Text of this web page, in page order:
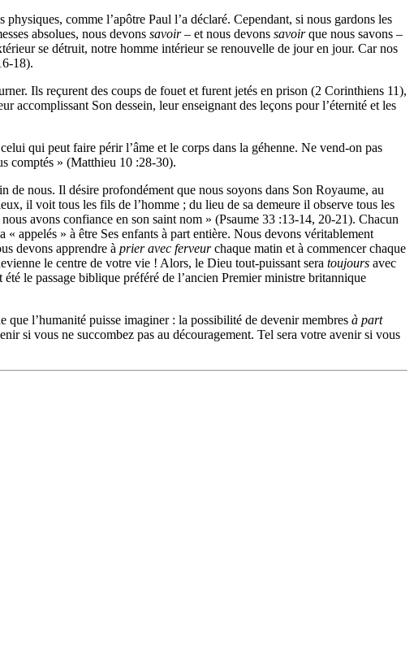
comme l’apôtre Paul l’a déclaré. Cependant, si nous gardons les
absolues, nous devons savoir– et nous devons savoirque nous savons –
se détruit, notre homme intérieur se renouvelle de jour en jour. Car nos
18).
Ils reçurent des coups de fouet et furent jetés en prison (2 Corinthiens 11),
accomplissant Son dessein, leur enseignant des leçons pour l’éternité et les
qui peut faire périr l’âme et le corps dans la géhenne. Ne vend-on pas
comptés » (Matthieu 10 :28-30).
de nous. Il désire profondément que nous soyons dans Son Royaume, au
il voit tous les fils de l’homme ; du lieu de sa demeure il observe tous les
avons confiance en son saint nom » (Psaume 33 :13-14, 20-21). Chacun
appelés » à être Ses enfants à part entière. Nous devons véritablement
devons apprendre à prier avec ferveurchaque matin et à commencer chaque
le centre de votre vie ! Alors, le Dieu tout-puissant sera toujours avec
le passage biblique préféré de l’ancien Premier ministre britannique
que l’humanité puisse imaginer : la possibilité de devenir membres à part
si vous ne succombez pas au découragement. Tel sera votre avenir si vous